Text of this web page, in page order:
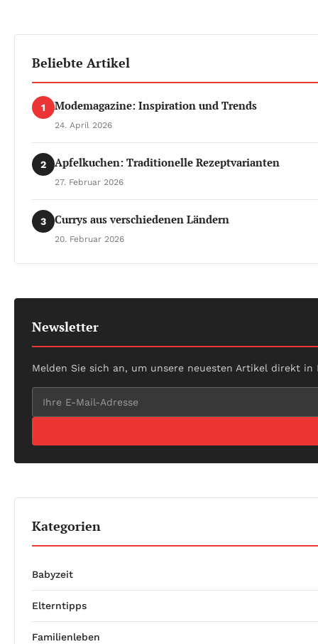
Beliebte Artikel
1 Modemagazine: Inspiration und Trends
24. April 2026
2 Apfelkuchen: Traditionelle Rezeptvarianten
27. Februar 2026
3 Currys aus verschiedenen Ländern
20. Februar 2026
Newsletter
Melden Sie sich an, um unsere neuesten Artikel direkt
Kategorien
Babyzeit
Elterntipps
Familienleben